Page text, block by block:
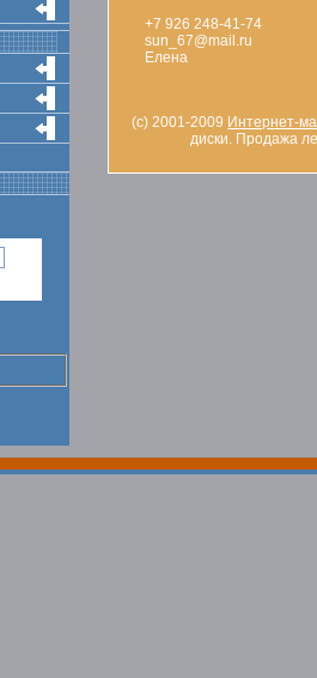
+7 926 248-41-74
sun_67@mail.ru
Елена
(c) 2001-2009 Интернет-
диски. Продажа